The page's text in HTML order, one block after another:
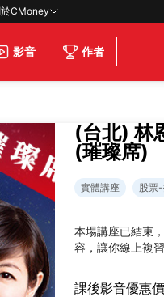
CMoney
影音 作者
(台北) 林
(璀璨席)
實體講座 股票
本場講座已結束
容，讓你線上複
課後影音優惠價